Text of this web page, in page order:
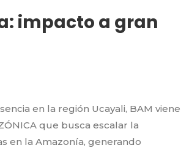
impacto a gran
en la región Ucayali, BAM viene
que busca escalar la
en la Amazonía, generando